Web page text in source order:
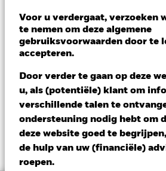
Voor u verdergaat, verzoeken
te nemen om deze algemene
gebruiksvoorwaarden door te
accepteren.
Door verder te gaan op deze
u, als (potentiële) klant om
verschillende talen te
ondersteuning nodig hebt om
deze website goed te
de hulp van uw (financiële)
roepen.
NAV per 07/aug/2026
USD 30,39
Verandering NAV 1 dag per 07/aug/2026
USD -0,27 (-0,88%)